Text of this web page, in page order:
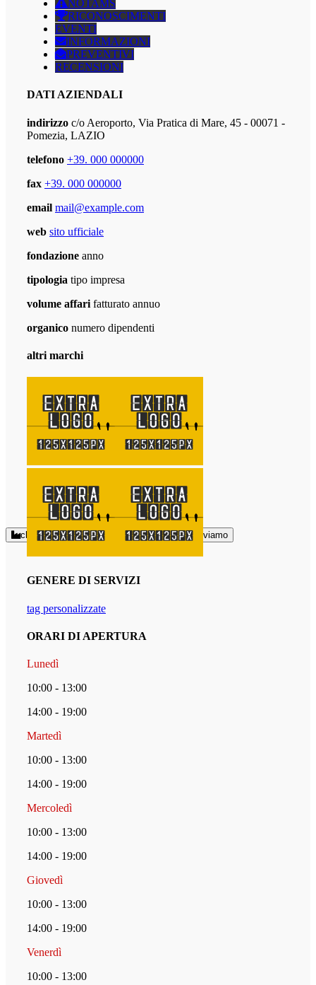
chi siamo come arrivare dove ci troviamo
NOTAMS
RICONOSCIMENTI
EVENTI
INFORMAZIONI
PREVENTIVI
RECENSIONI
DATI AZIENDALI
indirizzo c/o Aeroporto, Via Pratica di Mare, 45 - 00071 -
Pomezia, LAZIO
telefono +39. 000 000000
fax +39. 000 000000
email mail@example.com
web sito ufficiale
fondazione anno
tipologia tipo impresa
volume affari fatturato annuo
organico numero dipendenti
altri marchi
GENERE DI SERVIZI
tag personalizzate
ORARI DI APERTURA
Lunedì
10:00 - 13:00
14:00 - 19:00
Martedì
10:00 - 13:00
14:00 - 19:00
Mercoledì
10:00 - 13:00
14:00 - 19:00
Giovedì
10:00 - 13:00
14:00 - 19:00
Venerdì
10:00 - 13:00